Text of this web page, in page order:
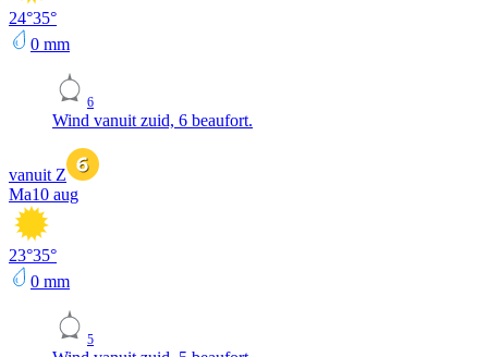
24°35°
0 mm
6
Wind vanuit zuid, 6 beaufort.
vanuit Z
Ma10 aug
23°35°
0 mm
5